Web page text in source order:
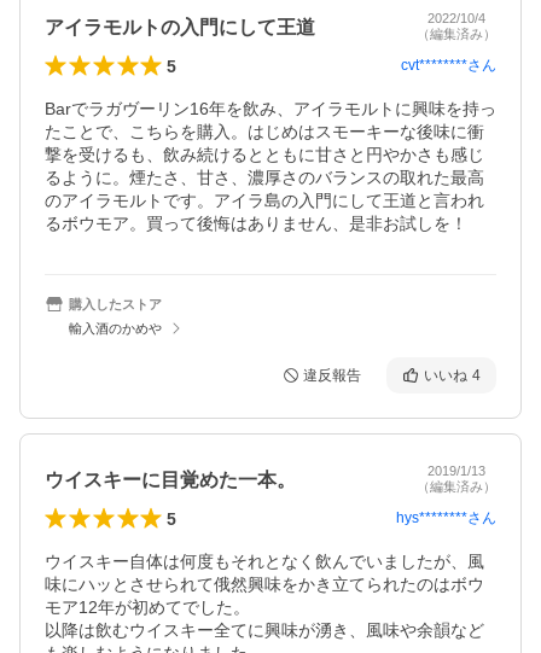
アイラモルトの入門にして王道
2022/10/4
（編集済み）
5 cvt********さん
Barでラガヴーリン16年を飲み、アイラモルトに興味を持っ
たことで、こちらを購入。はじめはスモーキーな後味に衝
撃を受けるも、飲み続けるとともに甘さと円やかさも感じ
るように。煙たさ、甘さ、濃厚さのバランスの取れた最高
のアイラモルトです。アイラ島の入門にして王道と言われ
るボウモア。買って後悔はありません、是非お試しを！
購入したストア
輸入酒のかめや
違反報告 いいね 4
ウイスキーに目覚めた一本。
2019/1/13
（編集済み）
5 hys********さん
ウイスキー自体は何度もそれとなく飲んでいましたが、風
味にハッとさせられて俄然興味をかき立てられたのはボウ
モア12年が初めてでした。
以降は飲むウイスキー全てに興味が湧き、風味や余韻など